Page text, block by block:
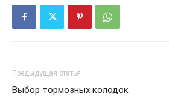
Предыдущая статья
Выбор тормозных колодок